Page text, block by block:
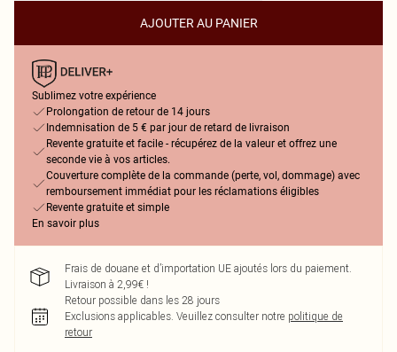
AJOUTER AU PANIER
Sublimez votre expérience
Prolongation de retour de 14 jours
Indemnisation de 5 € par jour de retard de livraison
Revente gratuite et facile - récupérez de la valeur et offrez une
seconde vie à vos articles.
Couverture complète de la commande (perte, vol, dommage) avec
remboursement immédiat pour les réclamations éligibles
Revente gratuite et simple
En savoir plus
Frais de douane et d’importation UE ajoutés lors du paiement.
Livraison à 2,99€ !
Retour possible dans les 28 jours
Exclusions applicables. Veuillez consulter notre politique de
retour